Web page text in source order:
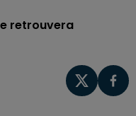
retrouvera